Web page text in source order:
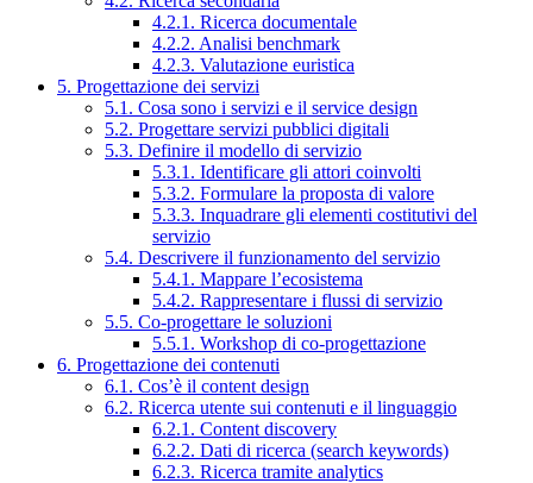
4.2.1. Ricerca documentale
4.2.2. Analisi benchmark
4.2.3. Valutazione euristica
5. Progettazione dei servizi
5.1. Cosa sono i servizi e il service design
5.2. Progettare servizi pubblici digitali
5.3. Definire il modello di servizio
5.3.1. Identificare gli attori coinvolti
5.3.2. Formulare la proposta di valore
5.3.3. Inquadrare gli elementi costitutivi del
servizio
5.4. Descrivere il funzionamento del servizio
5.4.1. Mappare l’ecosistema
5.4.2. Rappresentare i flussi di servizio
5.5. Co-progettare le soluzioni
5.5.1. Workshop di co-progettazione
6. Progettazione dei contenuti
6.1. Cos’è il content design
6.2. Ricerca utente sui contenuti e il linguaggio
6.2.1. Content discovery
6.2.2. Dati di ricerca (search keywords)
6.2.3. Ricerca tramite analytics